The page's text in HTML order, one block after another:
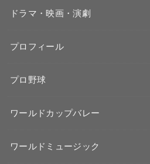
ドラマ・映画・演劇
プロフィール
プロ野球
ワールドカップバレー
ワールドミュージック